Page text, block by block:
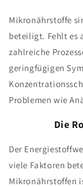
Mikronährstoffe
beteiligt. Fehlt es
zahlreiche
geringfügigen
Problemen wie
Die
Der
viele Faktoren
Mikronährstoffen